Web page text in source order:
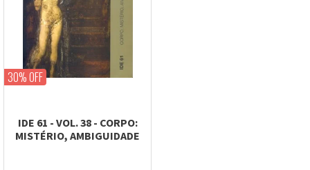
30% OFF
IDE 61 - VOL. 38 - CORPO:
MISTÉRIO, AMBIGUIDADE